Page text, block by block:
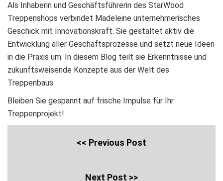
Als Inhaberin und Geschäftsführerin des StarWood
Treppenshops verbindet Madeleine unternehmerisches
Geschick mit Innovationskraft. Sie gestaltet aktiv die
Entwicklung aller Geschäftsprozesse und setzt neue Ideen
in die Praxis um. In diesem Blog teilt sie Erkenntnisse und
zukunftsweisende Konzepte aus der Welt des
Treppenbaus.
Bleiben Sie gespannt auf frische Impulse für Ihr
Treppenprojekt!
<< Previous Post
Next Post >>